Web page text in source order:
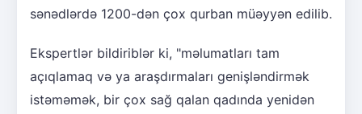
sənədlərdə 1200-dən çox qurban müəyyən edilib.
Ekspertlər bildiriblər ki, "məlumatları tam
açıqlamaq və ya araşdırmaları genişləndirmək
istəməmək, bir çox sağ qalan qadında yenidən